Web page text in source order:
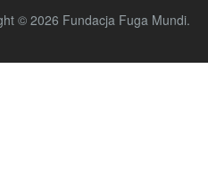
© 2026 Fundacja Fuga Mundi.